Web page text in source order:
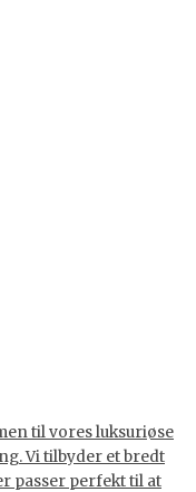
til vores luksuriøse
Vi tilbyder et bredt
passer perfekt til at